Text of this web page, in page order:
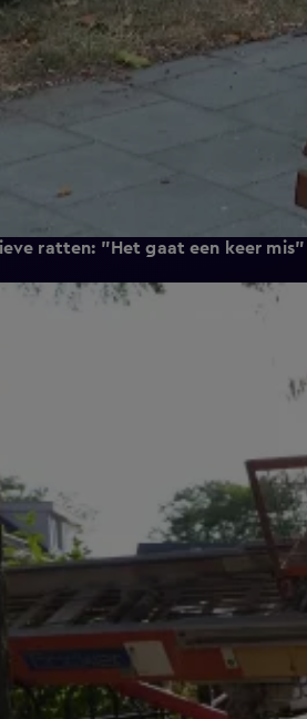
ratten: "Het gaat een keer mis"